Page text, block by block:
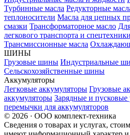
Турбинные масла Редукторные
теплоносители Масла для цепных
смазки Трансформаторное масло
легкового транспорта и спецтехники
Трансмиссионные масла
ШИНЫ
Грузовые шины Индустриальные
Сельскохозяйственные шины
Аккумуляторы
Легковые аккумуляторы Грузовые
аккумуляторы Зарядные и пусковые
перемычки для аккумуляторов
© 2026 · ООО комплект-техника
Сведения о товарах и услугах,